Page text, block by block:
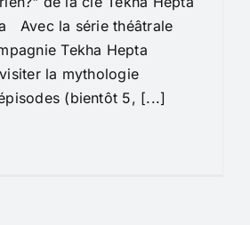
Avec la série théâtrale
Tekha Hepta
la mythologie
(bientôt 5, [...]